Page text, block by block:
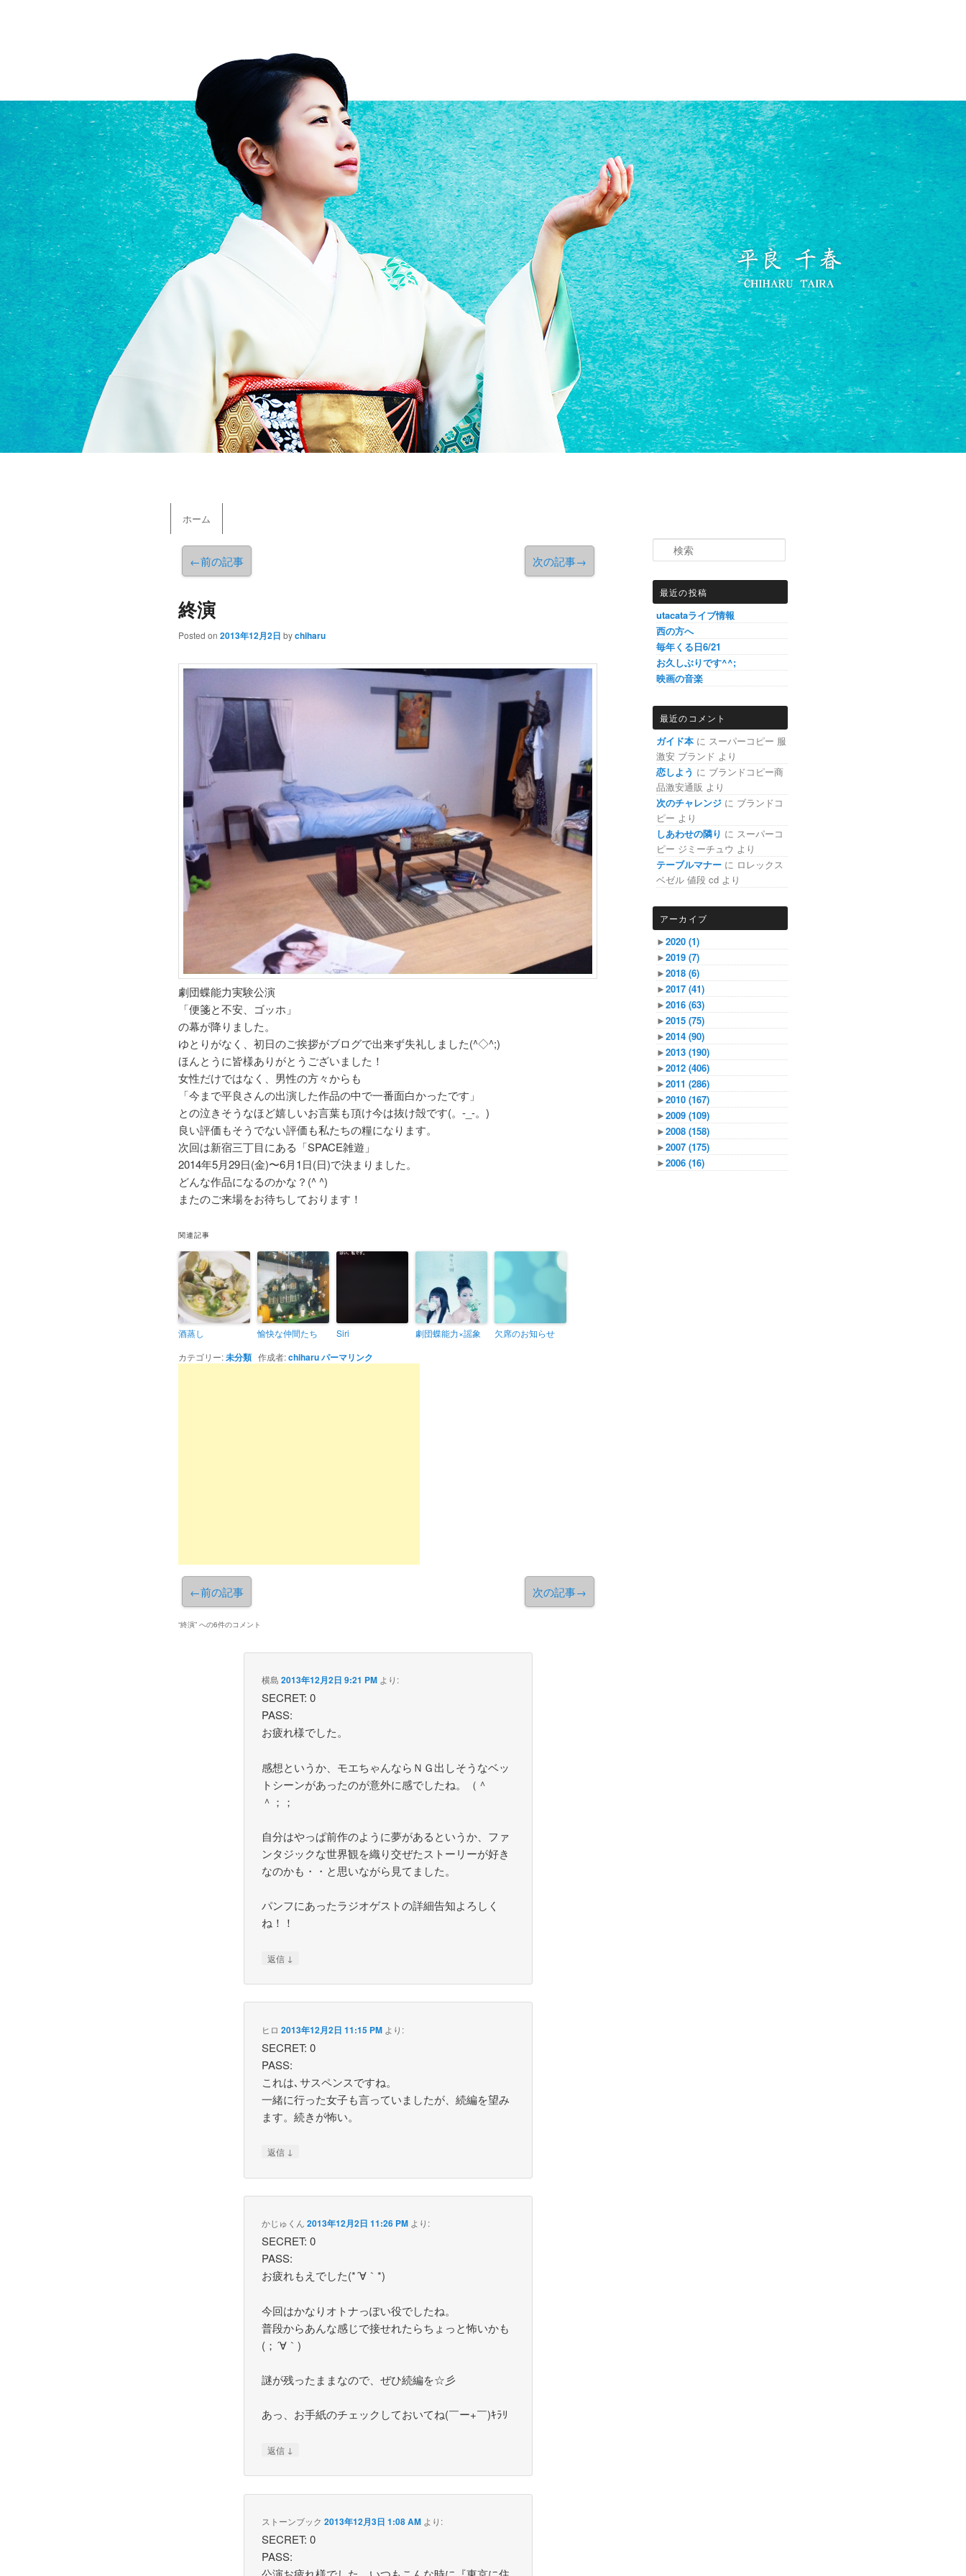
メインコンテンツへ移動
ホーム
←前の記事 次の記事→
終演
Posted on 2013年12月2日 bychiharu
劇団蝶能力実験公演
「便箋と不安、ゴッホ」
の幕が降りました。
ゆとりがなく、初日のご挨拶がブログで出来ず失礼しました(^◇^;)
ほんとうに皆様ありがとうございました！
女性だけではなく、男性の方々からも
「今まで平良さんの出演した作品の中で一番面白かったです」
との泣きそうなほど嬉しいお言葉も頂け今は抜け殻です(。-_-。)
良い評価もそうでない評価も私たちの糧になります。
次回は新宿三丁目にある「SPACE雑遊」
2014年5月29日(金)〜6月1日(日)で決まりました。
どんな作品になるのかな？(^ ^)
またのご来場をお待ちしております！
関連記事
酒蒸し 愉快な仲間たち Siri 劇団蝶能力×謡象
欠席のお知らせ
カテゴリー:未分類 作成者:chiharuパーマリンク
←前の記事 次の記事→
“終演” への6件のコメント
横島 2013年12月2日 9:21 PM より:
SECRET: 0
PASS:
お疲れ様でした。
感想というか、モエちゃんならＮＧ出しそうなベッ
トシーンがあったのが意外に感でしたね。（＾
＾；；
自分はやっぱ前作のように夢があるというか、ファ
ンタジックな世界観を織り交ぜたストーリーが好き
なのかも・・と思いながら見てました。
パンフにあったラジオゲストの詳細告知よろしく
ね！！
返信 ↓
ヒロ 2013年12月2日 11:15 PM より:
SECRET: 0
PASS:
これは､サスペンスですね。
一緒に行った女子も言っていましたが、続編を望み
ます。続きが怖い。
返信 ↓
かじゅくん 2013年12月2日 11:26 PM より:
SECRET: 0
PASS:
お疲れもえでした(*´∀｀*)
今回はかなりオトナっぽい役でしたね。
普段からあんな感じで接せれたらちょっと怖いかも
(；´∀｀)
謎が残ったままなので、ぜひ続編を☆彡
あっ、お手紙のチェックしておいてね(￣ー+￣)ｷﾗﾘ
返信 ↓
ストーンブック 2013年12月3日 1:08 AM より:
SECRET: 0
PASS:
最近の投稿
utacataライブ情報
西の方へ
毎年くる日6/21
お久しぶりです^^;
映画の音楽
最近のコメント
ガイド本 に スーパーコピー 服
激安 ブランド より
恋しよう に ブランドコピー商
品激安通販 より
次のチャレンジ に ブランドコ
ピー より
しあわせの隣り に スーパーコ
ピー ジミーチュウ より
テーブルマナー に ロレックス
ベゼル 値段 cd より
アーカイブ
►2020 (1)
►2019 (7)
►2018 (6)
►2017 (41)
►2016 (63)
►2015 (75)
►2014 (90)
►2013 (190)
►2012 (406)
►2011 (286)
►2010 (167)
►2009 (109)
►2008 (158)
►2007 (175)
►2006 (16)